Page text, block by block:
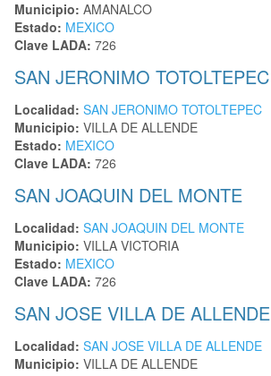
Municipio: AMANALCO
Estado: MEXICO
Clave LADA: 726
SAN JERONIMO TOTOLTEPEC
Localidad: SAN JERONIMO TOTOLTEPEC
Municipio: VILLA DE ALLENDE
Estado: MEXICO
Clave LADA: 726
SAN JOAQUIN DEL MONTE
Localidad: SAN JOAQUIN DEL MONTE
Municipio: VILLA VICTORIA
Estado: MEXICO
Clave LADA: 726
SAN JOSE VILLA DE ALLENDE
Localidad: SAN JOSE VILLA DE ALLENDE
Municipio: VILLA DE ALLENDE